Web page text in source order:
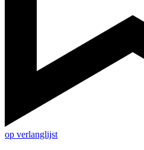
op verlanglijst